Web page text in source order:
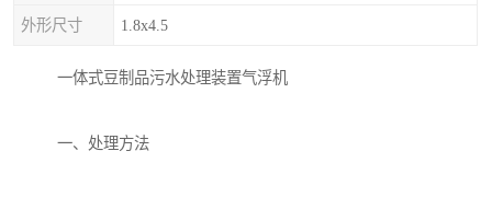
外形尺寸 1.8x4.5
一体式豆制品污水处理装置气浮机
一、处理方法
处理设备
屠宰场一体化污水处理设
地埋式一体化污水处理设
备设备
加药装置污水设备
城乡生活污水处理设备设